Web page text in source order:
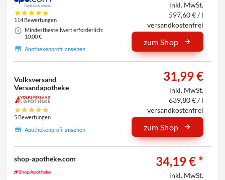
114 Bewertungen
Mindestbestellwert erforderlich:
10,00 €
Apothekenprofil ansehen
inkl. MwSt.
597,60 € / l
versandkostenfrei
zum Shop
Volksversand
Versandapotheke
5 Bewertungen
Apothekenprofil ansehen
31,99 €
inkl. MwSt.
639,80 € / l
versandkostenfrei
zum Shop
shop-apotheke.com 34,19 € *
inkl. MwSt.